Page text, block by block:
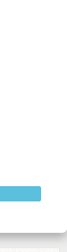
ارسال با پست
در پست
ممکن است کالا
همیچنین
رقمی میسر است.